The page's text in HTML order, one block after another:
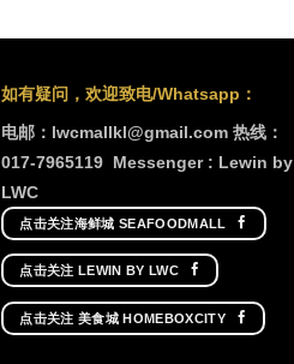
如有疑问，欢迎致电/Whatsapp：
电邮：lwcmallkl@gmail.com 热线：
017-7965119
Messenger : Lewin by
LWC
点击关注海鲜城 SEAFOODMALL
点击关注 LEWIN BY LWC
点击关注 美食城 HOMEBOXCITY